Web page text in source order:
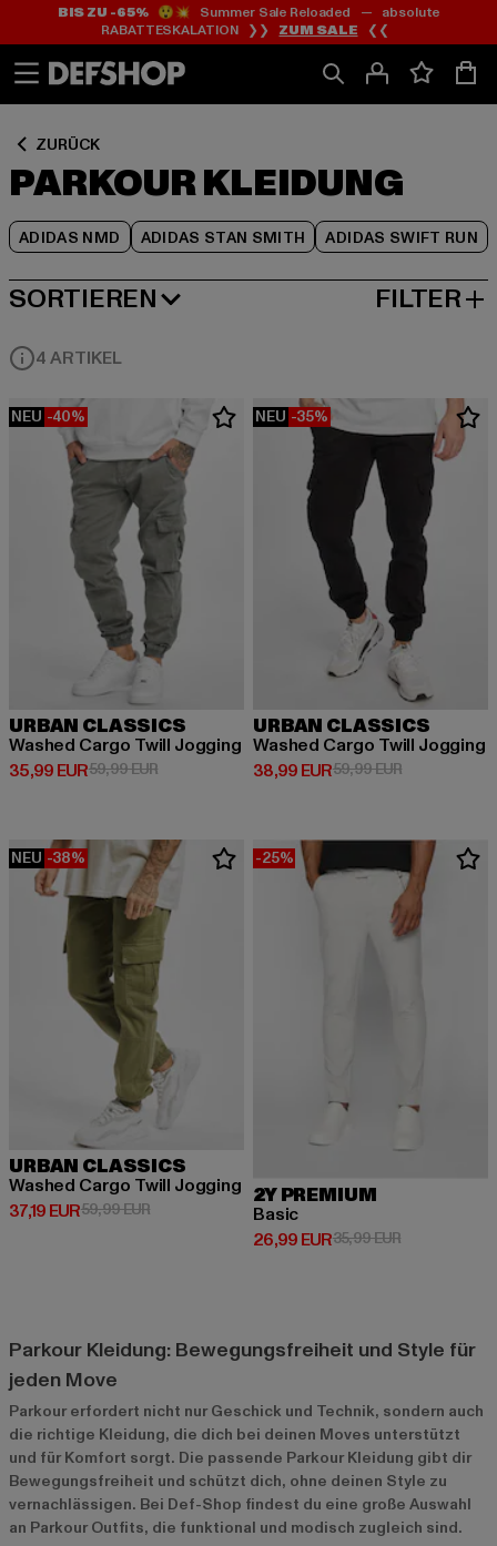
Zum
Inhalt
springen
Zum
Fußzeile
springen
BIS ZU -65%😲💥 Summer Sale Reloaded — absolute
RABATTESKALATION ❯❯ ZUM SALE ❮❮
ZURÜCK
PARKOUR KLEIDUNG
ADIDAS NMD ADIDAS STAN SMITH ADIDAS SWIFT RUN
Zum
Produktraster
springen
SORTIEREN
BELIEBTESTE FILTER
4 ARTIKEL
NEU -40%
URBAN CLASSICS
Washed Cargo Twill Jogging
35,99 EUR
Derzeitiger Preis: 35,99 EUR
59,99 EURAktionspreis: 59,99 EUR
NEU -35%
URBAN CLASSICS
Washed Cargo Twill Jogging
38,99 EUR
Derzeitiger Preis: 38,99 EUR
59,99 EURAktionspreis:
NEU -38%
URBAN CLASSICS
Washed Cargo Twill Jogging
37,19 EUR
Derzeitiger Preis: 37,19 EUR
59,99 EURAktionspreis: 59,99 EUR
-25%
2Y PREMIUM
Basic
26,99 EUR
Derzeitiger Preis: 26,99 EUR
35,99 EURAktionspreis:
Parkour Kleidung: Bewegungsfreiheit und Style für
jeden Move
Parkour erfordert nicht nur Geschick und Technik, sondern auch
die richtige Kleidung, die dich bei deinen Moves unterstützt
und für Komfort sorgt. Die passende Parkour Kleidung gibt dir
Bewegungsfreiheit und schützt dich, ohne deinen Style zu
vernachlässigen. Bei Def-Shop findest du eine große Auswahl
an Parkour Outfits, die funktional und modisch zugleich sind.